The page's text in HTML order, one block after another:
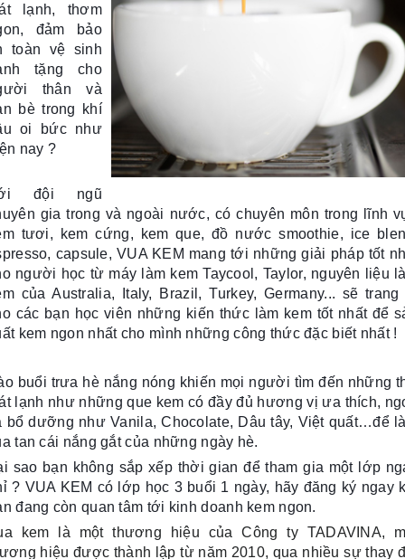
lạnh, thơm
đảm bảo
toàn vệ sinh
tặng cho
thân và
bè trong khí
oi bức như
nay ?
đội ngũ
gia trong và ngoài nước, có chuyên môn trong lĩnh
tươi, kem cứng, kem que, đồ nước smoothie, ice
capsule, VUA KEM mang tới những giải pháp tốt
người học từ máy làm kem Taycool, Taylor, nguyên liệu
của Australia, Italy, Brazil, Turkey, Germany... sẽ trang
các bạn học viên những kiến thức làm kem tốt nhất để
kem ngon nhất cho mình những công thức đặc biết nhất !
buổi trưa hè nắng nóng khiến mọi người tìm đến những
lạnh như những que kem có đầy đủ hương vị ưa thích,
bổ dưỡng như Vanila, Chocolate, Dâu tây, Việt quất…để
tan cái nắng gắt của những ngày hè.
sao bạn không sắp xếp thời gian để tham gia một lớp
? VUA KEM có lớp học 3 buổi 1 ngày, hãy đăng ký ngay
đang còn quan tâm tới kinh doanh kem ngon.
kem là một thương hiệu của Công ty TADAVINA,
hiệu được thành lập từ năm 2010, qua nhiều sự thay